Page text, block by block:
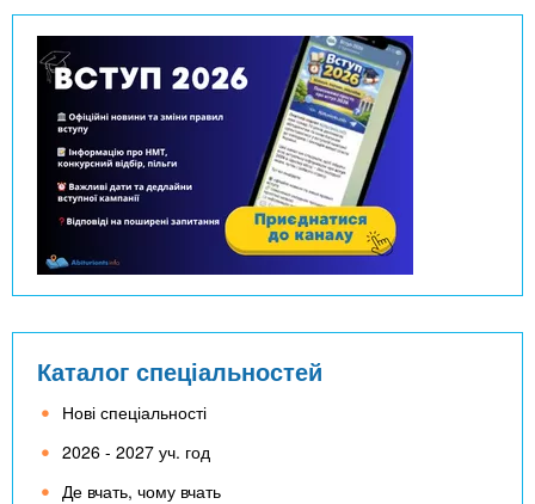
Каталог спеціальностей
Нові спеціальності
2026 - 2027 уч. год
Де вчать, чому вчать